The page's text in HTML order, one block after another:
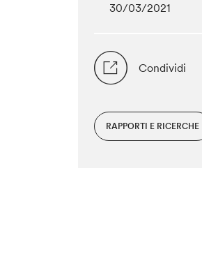
30/03/2021
Condividi
RAPPORTI E RICERCHE